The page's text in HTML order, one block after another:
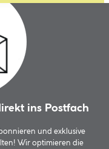
ins Postfach
und exklusive
Wir optimieren die